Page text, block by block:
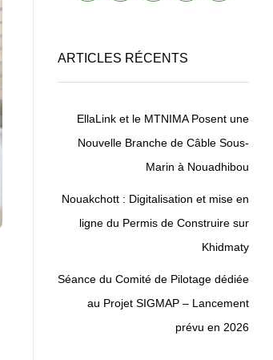
ARTICLES RÉCENTS
EllaLink et le MTNIMA Posent une
Nouvelle Branche de Câble Sous-
Marin à Nouadhibou
Nouakchott : Digitalisation et mise en
ligne du Permis de Construire sur
Khidmaty
Séance du Comité de Pilotage dédiée
au Projet SIGMAP – Lancement
prévu en 2026